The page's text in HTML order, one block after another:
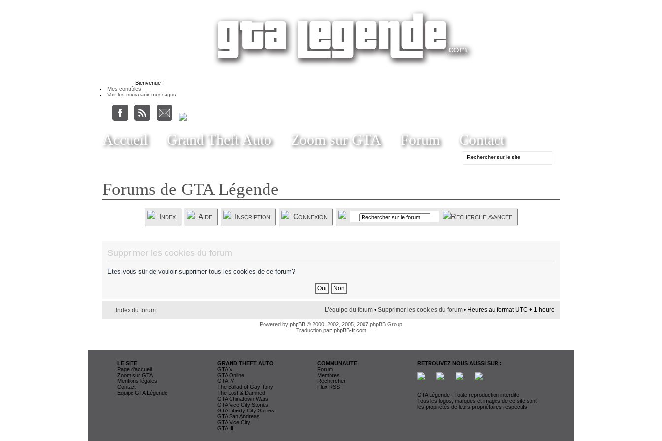
Bienvenue !
Mes contrôles
Voir les nouveaux messages
Accueil Grand Theft Auto Zoom sur GTA Forum Contact
Forums de GTA Légende
Index Aide Inscription Connexion
Supprimer les cookies du forum
Etes-vous sûr de vouloir supprimer tous les cookies de ce forum?
Index du forum L’équipe du forum • Supprimer les cookies du forum • Heures au format UTC + 1 heure
Powered by phpBB © 2000, 2002, 2005, 2007 phpBB Group
Traduction par: phpBB-fr.com
LE SITE
Page d'accueil
Zoom sur GTA
Mentions légales
Contact
Equipe GTA Légende
GRAND THEFT AUTO
GTA V
GTA Online
GTA IV
The Ballad of Gay Tony
The Lost & Damned
GTA Chinatown Wars
GTA Vice City Stories
GTA Liberty City Stories
GTA San Andreas
GTA Vice City
GTA III
COMMUNAUTE
Forum
Membres
Rechercher
Flux RSS
RETROUVEZ NOUS AUSSI SUR :
GTA Légende : Toute reproduction interdite
Tous les logos, marques et images de ce site sont
les propriétés de leurs propriétaires respectifs